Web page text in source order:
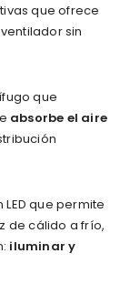
que ofrece
sin
que
absorbe el aire
que permite
de cálido a frío,
iluminar y